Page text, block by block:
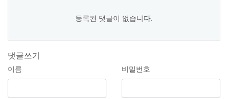
등록된 댓글이 없습니다.
댓글쓰기
이름 비밀번호